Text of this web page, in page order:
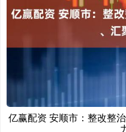
亿赢配资 安顺市：整改整